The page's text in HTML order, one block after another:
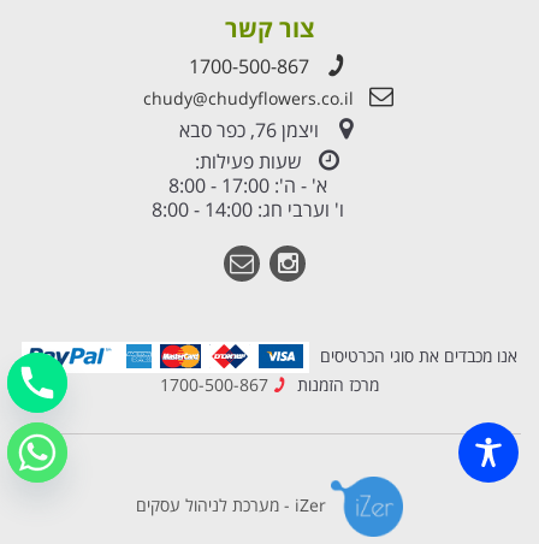
צור קשר
1700-500-867
chudy@chudyflowers.co.il
ויצמן 76, כפר סבא
שעות פעילות:
א' - ה': 17:00 - 8:00
ו' וערבי חג: 14:00 - 8:00
אנו מכבדים את סוגי הכרטיסים
מרכז הזמנות
iZer - מערכת לניהול עסקים